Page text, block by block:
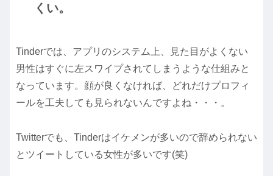
くい。
Tinderでは、アプリのシステム上、見た目がよくない
男性はすぐに左スワイプされてしまうような仕組みと
なっています。顔が良くなければ、どれだけプロフィ
ールを工夫しても見られないんですよね・・・。
Twitterでも、Tinderはイケメンが多いので辞められない
とツイートしている女性が多いです(笑)